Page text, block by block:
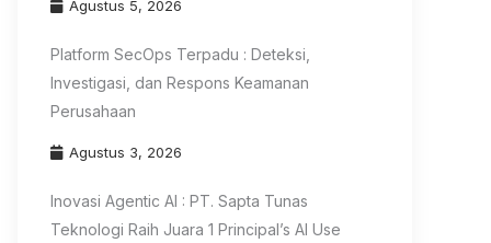
Agustus 5, 2026
Platform SecOps Terpadu : Deteksi,
Investigasi, dan Respons Keamanan
Perusahaan
Agustus 3, 2026
Inovasi Agentic AI : PT. Sapta Tunas
Teknologi Raih Juara 1 Principal’s AI Use